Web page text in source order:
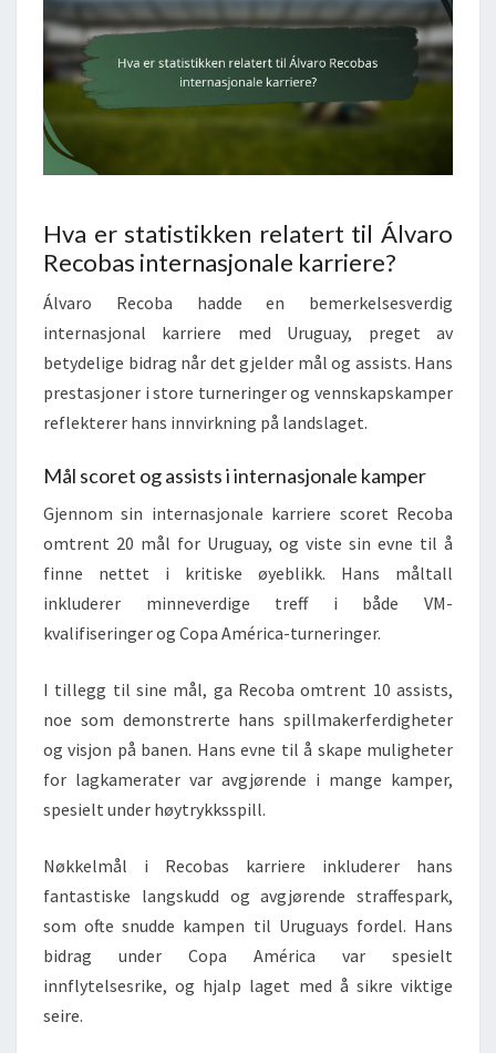
Hva er statistikken relatert til Álvaro
Recobas internasjonale karriere?
Álvaro Recoba hadde en bemerkelsesverdig
internasjonal karriere med Uruguay, preget av
betydelige bidrag når det gjelder mål og assists. Hans
prestasjoner i store turneringer og vennskapskamper
reflekterer hans innvirkning på landslaget.
Mål scoret og assists i internasjonale kamper
Gjennom sin internasjonale karriere scoret Recoba
omtrent 20 mål for Uruguay, og viste sin evne til å
finne nettet i kritiske øyeblikk. Hans måltall
inkluderer minneverdige treff i både VM-
kvalifiseringer og Copa América-turneringer.
I tillegg til sine mål, ga Recoba omtrent 10 assists,
noe som demonstrerte hans spillmakerferdigheter
og visjon på banen. Hans evne til å skape muligheter
for lagkamerater var avgjørende i mange kamper,
spesielt under høytrykksspill.
Nøkkelmål i Recobas karriere inkluderer hans
fantastiske langskudd og avgjørende straffespark,
som ofte snudde kampen til Uruguays fordel. Hans
bidrag under Copa América var spesielt
innflytelsesrike, og hjalp laget med å sikre viktige
seire.